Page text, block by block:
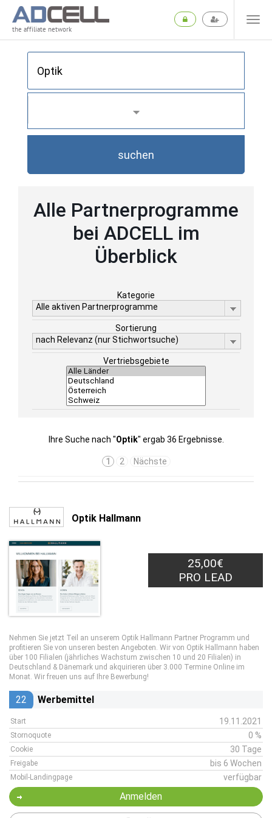
the affiliate network
suchen
Alle Partnerprogramme
bei ADCELL im
Überblick
Kategorie
Alle aktiven Partnerprogramme
Sortierung
nach Relevanz (nur Stichwortsuche)
Vertriebsgebiete
Ihre Suche nach "Optik" ergab 36 Ergebnisse.
1 2 Nächste
Optik Hallmann
25,00€
PRO LEAD
Nehmen Sie jetzt Teil an unserem Optik Hallmann Partner Programm und
profitieren Sie von unseren besten Angeboten. Wir von Optik Hallmann haben
über 100 Filialen (jährliches Wachstum zwischen 10 und 20 Filialen) in
Deutschland & Dänemark und akquirieren über 3.000 Termine Online im
Monat. Wir freuen uns auf Ihre Bewerbung!
22 Werbemittel
Start 19.11.2021
Stornoquote 0 %
Cookie 30 Tage
Freigabe bis 6 Wochen
Mobil-Landingpage verfügbar
Anmelden